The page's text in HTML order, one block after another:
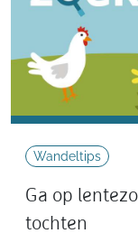
Wandeltips
Ga op
tochten